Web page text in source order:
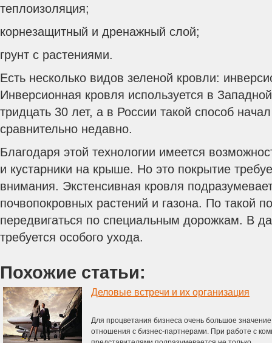
теплоизоляция;
корнезащитный и дренажный слой;
грунт с растениями.
Есть несколько видов зеленой кровли:
Инверсионная кровля используется в
тридцать 30 лет, а в России такой способ
сравнительно недавно.
Благодаря этой технологии имеется
и кустарники на крыше. Но это покрытие
внимания. Экстенсивная кровля
почвопокровных растений и газона. По такой
передвигаться по специальным дорожкам. В
требуется особого ухода.
Похожие статьи:
Деловые встречи и их организация
Для процветания бизнеса очень большое
отношения с бизнес-партнерами. При работе с